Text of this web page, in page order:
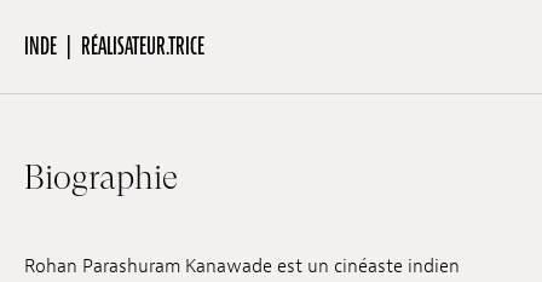
Presse / Pro
Soumissions
INDE RÉALISATEUR.TRICE
Biographie
Rohan Parashuram Kanawade est un cinéaste indien